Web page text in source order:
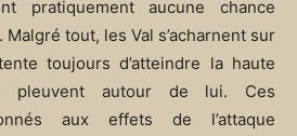
pratiquement aucune chance
tout, les Val s’acharnent sur
toujours d’atteindre la haute
pleuvent autour de lui. Ces
aux effets de l’attaque